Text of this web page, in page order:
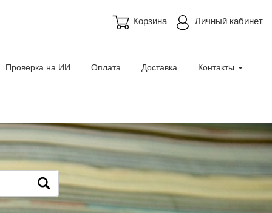
Личный кабинет
Корзина
Проверка на ИИ Оплата Доставка Контакты